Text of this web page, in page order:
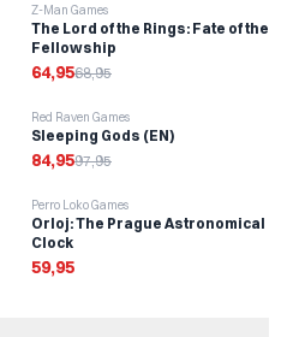
-6%
Z-Man Games
The Lord of the Rings: Fate of the
Fellowship
64,9568,95
-13%
Red Raven Games
Sleeping Gods (EN)
84,9597,95
Perro Loko Games
Orloj: The Prague Astronomical
Clock
59,95